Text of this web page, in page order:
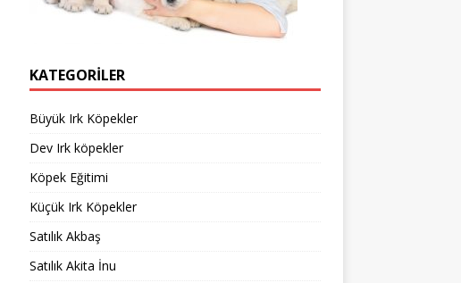
KATEGORILER
Büyük Irk Köpekler
Dev Irk köpekler
Köpek Eğitimi
Küçük Irk Köpekler
Satılık Akbaş
Satılık Akita İnu